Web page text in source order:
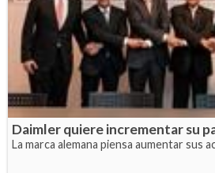
Daimler quiere incrementar su
La marca alemana piensa aumentar sus